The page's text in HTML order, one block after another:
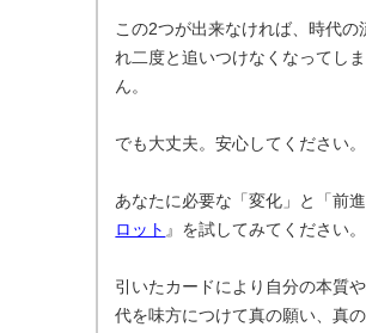
この2つが出来なければ、時代の
れ二度と追いつけなくなってし
ん。
でも大丈夫。安心してください。
あなたに必要な「変化」と「前
ロット 』を試してみてください。
引いたカードにより自分の本質
代を味方につけて真の願い、真